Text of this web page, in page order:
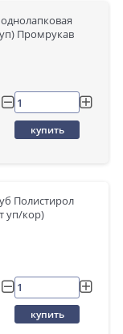
Промрукав
купить
Полистирол
уп/кор)
купить